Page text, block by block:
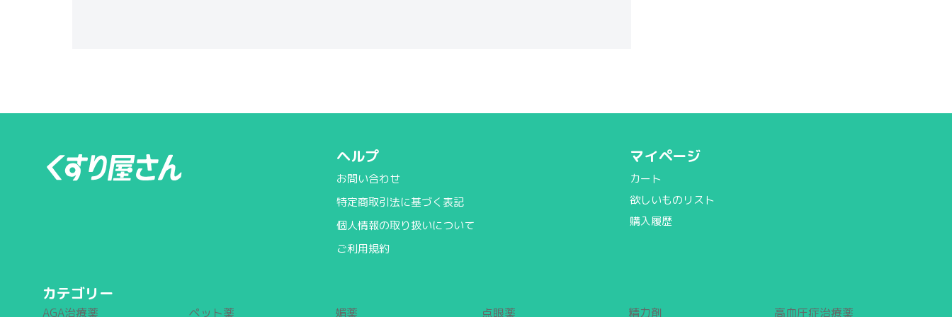
ヘルプ
お問い合わせ
特定商取引法に基づく表記
個人情報の取り扱いについて
ご利用規約
マイページ
カート
欲しいものリスト
購入履歴
カテゴリー
AGA治療薬 ペット薬 媚薬 点眼薬 精力剤 高血圧症治療薬